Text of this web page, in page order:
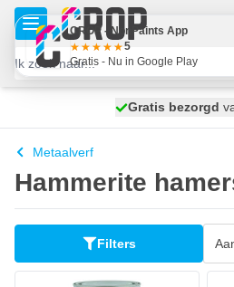
Ga naar de inhoud
Gratis bezorgd
100 dagen
Metaalverf
Hammerite
Filters
Hammerite Hamerslag verf
CROP - NonPaints App
5
Gratis - Nu in Google Play